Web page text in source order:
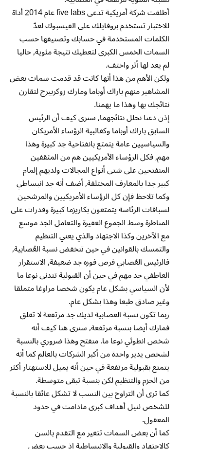
أطلقت شركة أمريكية تدعى five labs عام 2014 أداة
للاختبار تستخدم بروفايلك على الفيسبوك لعدّ
الكلمات المستخدمة في حسابك وتصنيفها حسب
السمات الخمس الكبرى لتعطيك نتيجة مئوية, حاليا
لم يعد لها أثر واختف.
ولكن الأهم من هذا أنها كانت قد قدمت سمات بعض
المشاهير منهم باراك أوباما ومارك زوكربيرج لتقارن
نتائجك بها وهذا ما يهمنا.
إذن دعنا نحلل نتائجهما, سنرى كيف أن الرئيس
السابق باراك أوباما وكغالبية الرؤساء الأمريكان
والسياسيين عامة يتمتع بانفتاحية جد كبيرة وهذا
مهم, فكل الرؤساء الأمريكيين هم من المثقفين
المنفتحين على شتى أنواع المجالات ولديهم إلمام
كبير جدا بالمعارف المختلفة, أضف أنه جد انبساطي
وكما تلاحظ فإن كل الرؤساء الأمريكيين والمرشحين
لسباقات الرئاسة يتمتعون بكاريزما كبيرة وقدرات على
المناظرة وسط الجموع الغفيرة والتعامل الجد موسع
مع الآخرين وكذا الاجتهاد والذي يعني التنظيم
والتمسك بالقوانين في حين تنخفض نسبة العُصابية,
فالرئيس العُصابي فرص فوزه جد ضعيفة, الاستقرار
العاطفي جد مهم في حين أن القبولية تتدنى نوعا ما
لأن السياسي بشكل عام يكون شخصا مراوغا متملقا
وغير صادق طبعا وهذا بشكل عام.
ربما تكون نسبة العصابية لديك جد مرتفعة لا تقلق
فمارك أيضا بنسبة مرتفعة, سنرى هنا كيف أنه
شخص انطوئي نوعا ما. منفتح وهذا ضروري بالنسبة
لشخص يدير واحدة من أكبر الشركات بالعالم كما أنه
يتمتع بقبولية مرتفعة في حين أنه يميل للاستهتار أكثر
من الحزم والتنظيم لكن بنسبة تبقى متوسطة.
كما ترى أن التراوح بين النسب لا تشكل عائقا بالنسبة
للشخص لنيل أهداف كبرى مادامت في حدود
المعقول.
كما أن بعض السمات تتغير مع التقدم بالسن